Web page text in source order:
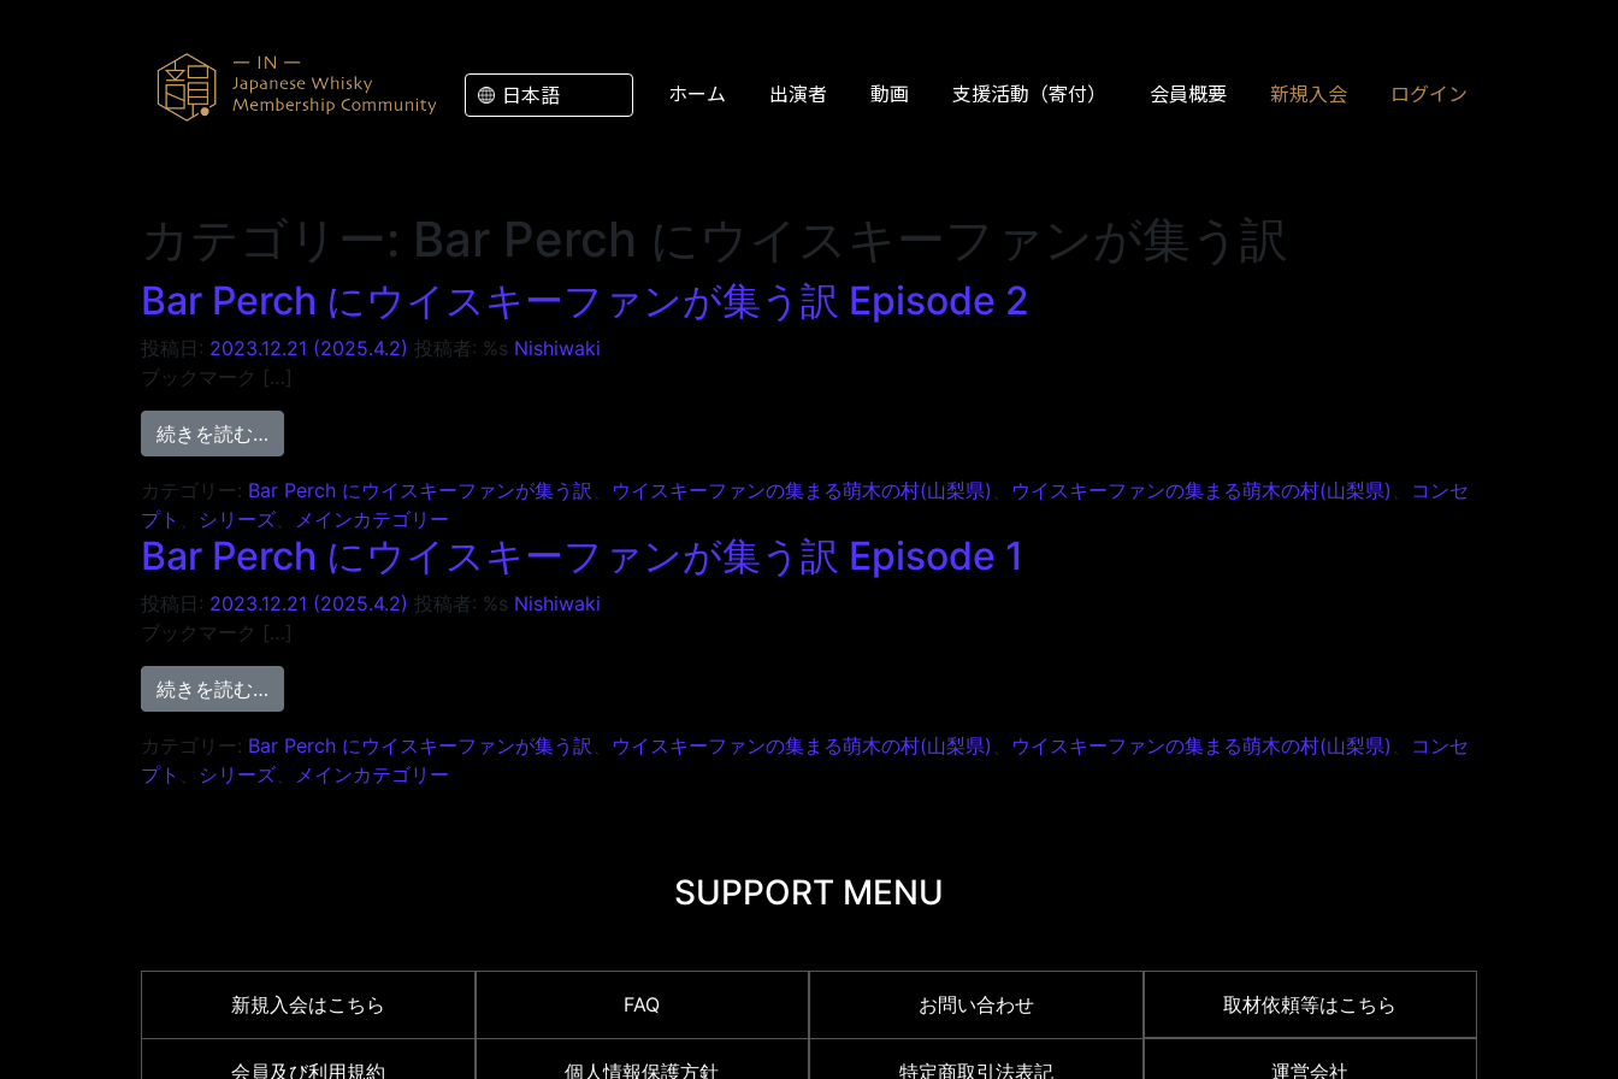
日本語 ホーム 出演者 動画 支援活動（寄付） 会員概要 新規入会 ログイン
カテゴリー: Bar Perch にウイスキーファンが集う訳
Bar Perch にウイスキーファンが集う訳 Episode 2
投稿日: 2023.12.21 (2025.4.2) 投稿者: %s Nishiwaki
ブックマーク […]
続きを読む…
カテゴリー: Bar Perch にウイスキーファンが集う訳 ウイスキーファンの集まる萌木の村(山梨県) ウイスキーファンの集まる萌木の村(山梨県)
コンセ
プト
シリーズ メインカテゴリー
Bar Perch にウイスキーファンが集う訳 Episode 1
投稿日: 2023.12.21 (2025.4.2) 投稿者: %s Nishiwaki
ブックマーク […]
続きを読む…
カテゴリー: Bar Perch にウイスキーファンが集う訳 ウイスキーファンの集まる萌木の村(山梨県) ウイスキーファンの集まる萌木の村(山梨県)
コンセ
プト
シリーズ メインカテゴリー
SUPPORT MENU
新規入会はこちら FAQ お問い合わせ 取材依頼等はこちら
会員及び利用規約 個人情報保護方針 特定商取引法表記 運営会社